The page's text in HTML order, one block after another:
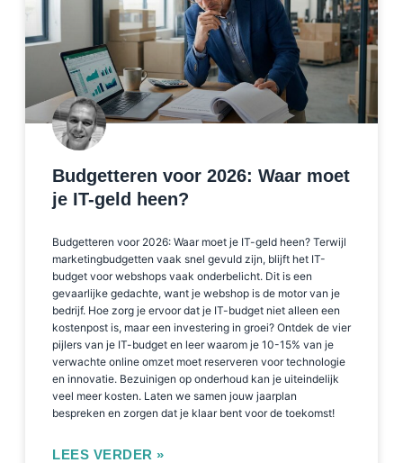
Budgetteren voor 2026: Waar moet
je IT-geld heen?
Budgetteren voor 2026: Waar moet je IT-geld heen? Terwijl
marketingbudgetten vaak snel gevuld zijn, blijft het IT-
budget voor webshops vaak onderbelicht. Dit is een
gevaarlijke gedachte, want je webshop is de motor van je
bedrijf. Hoe zorg je ervoor dat je IT-budget niet alleen een
kostenpost is, maar een investering in groei? Ontdek de vier
pijlers van je IT-budget en leer waarom je 10-15% van je
verwachte online omzet moet reserveren voor technologie
en innovatie. Bezuinigen op onderhoud kan je uiteindelijk
veel meer kosten. Laten we samen jouw jaarplan
bespreken en zorgen dat je klaar bent voor de toekomst!
LEES VERDER »